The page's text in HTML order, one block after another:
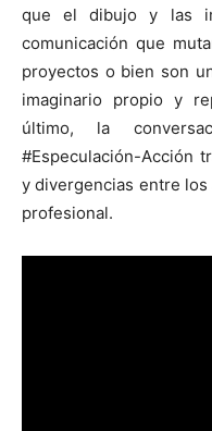
que el dibujo y las
comunicación que
proyectos o bien son
imaginario propio y
último, la
#Especulación-Acción
y divergencias entre
profesional.